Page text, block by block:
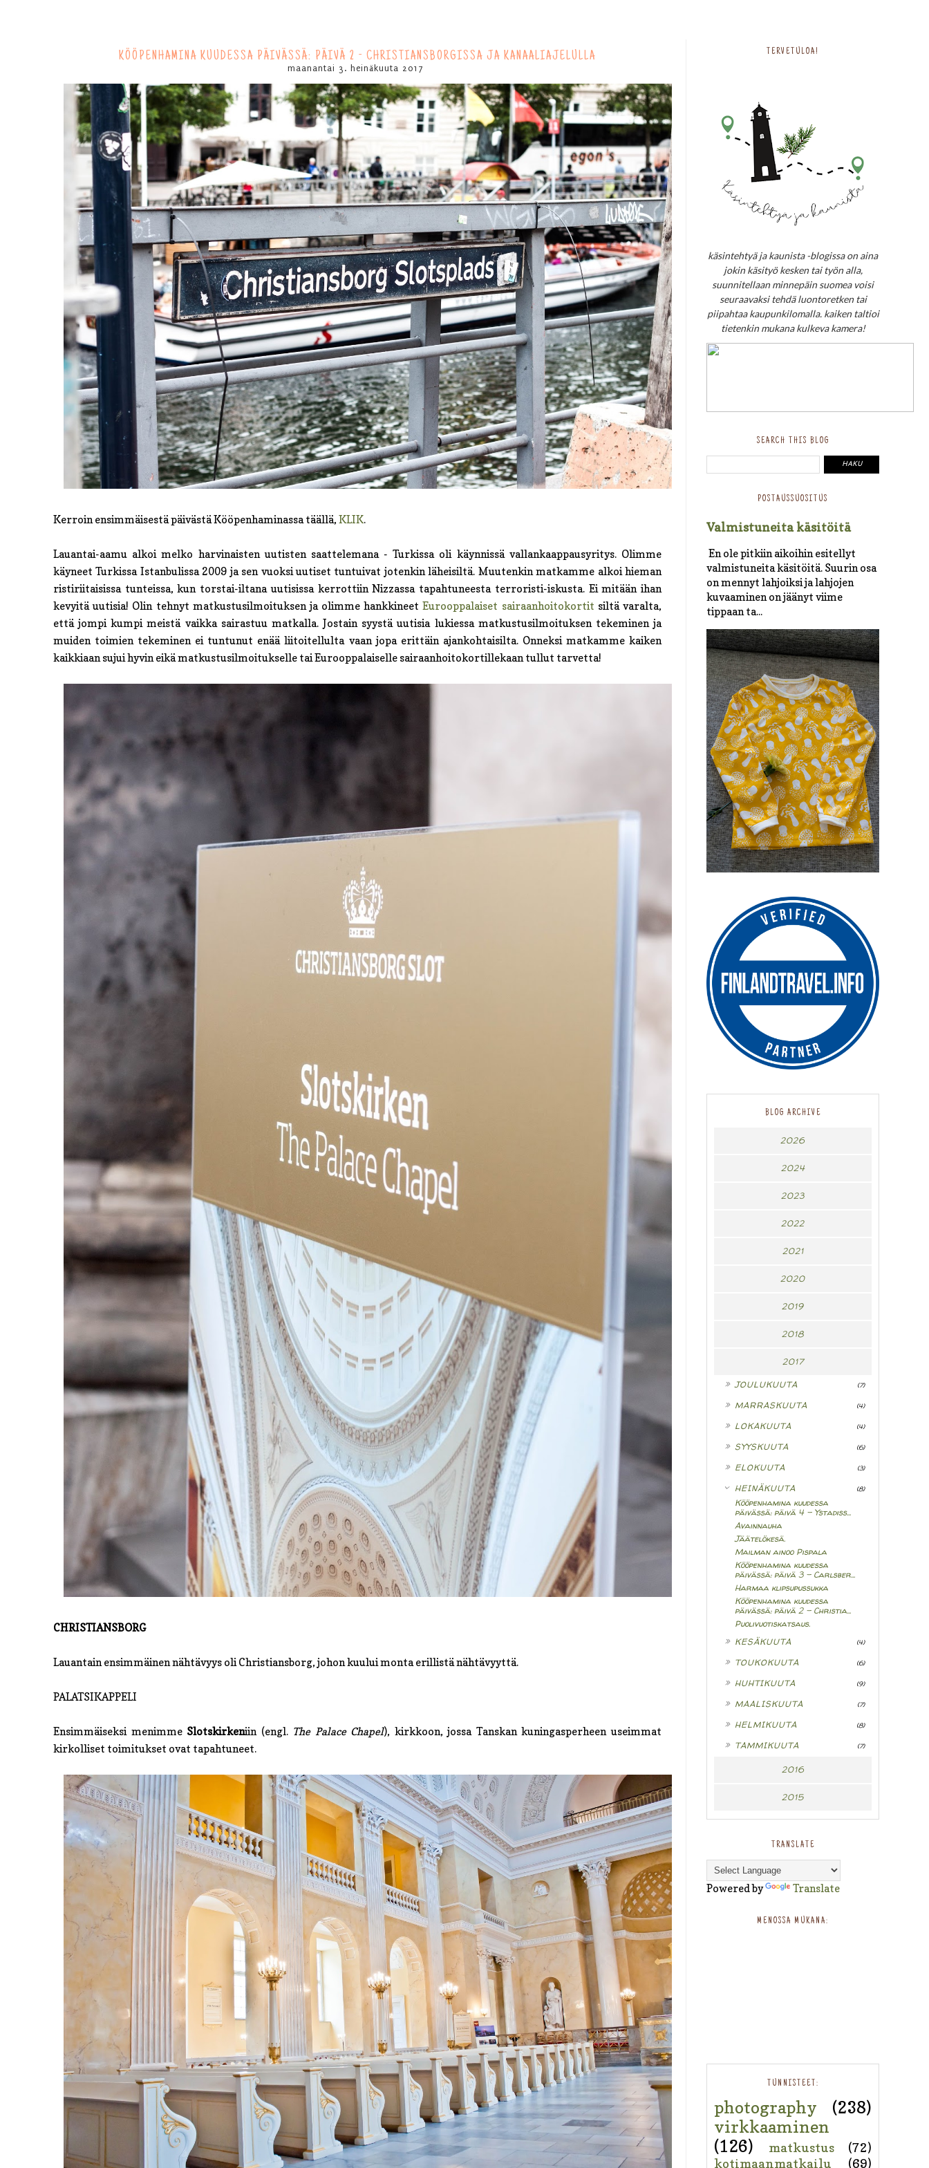
KÖÖPENHAMINA KUUDESSA PÄIVÄSSÄ: PÄIVÄ 2 - CHRISTIANSBORGISSA JA KANAALIAJELULLA
maanantai 3. heinäkuuta 2017
Kerroin ensimmäisestä päivästä Kööpenhaminassa täällä, KLIK.
Lauantai-aamu alkoi melko harvinaisten uutisten saattelemana - Turkissa oli käynnissä vallankaappausyritys. Olimme
käyneet Turkissa Istanbulissa 2009 ja sen vuoksi uutiset tuntuivat jotenkin läheisiltä. Muutenkin matkamme alkoi hieman
ristiriitaisissa tunteissa, kun torstai-iltana uutisissa kerrottiin Nizzassa tapahtuneesta terroristi-iskusta. Ei mitään ihan
kevyitä uutisia! Olin tehnyt matkustusilmoituksen ja olimme hankkineetEurooppalaiset sairaanhoitokortit siltä varalta,
että jompi kumpi meistä vaikka sairastuu matkalla. Jostain syystä uutisia lukiessa matkustusilmoituksen tekeminen ja
muiden toimien tekeminen ei tuntunut enää liitoitellulta vaan jopa erittäin ajankohtaisilta. Onneksi matkamme kaiken
kaikkiaan sujui hyvin eikä matkustusilmoitukselle tai Eurooppalaiselle sairaanhoitokortillekaan tullut tarvetta!
CHRISTIANSBORG
Lauantain ensimmäinen nähtävyys oli Christiansborg, johon kuului monta erillistä nähtävyyttä.
PALATSIKAPPELI
Ensimmäiseksi menimme Slotskirkeniin (engl. The Palace Chapel), kirkkoon, jossa Tanskan kuningasperheen useimmat
kirkolliset toimitukset ovat tapahtuneet.
TERVETULOA!
käsintehtyä ja kaunista -blogissa on aina
jokin käsityö kesken tai työn alla,
suunnitellaan minnepäin suomea voisi
seuraavaksi tehdä luontoretken tai
piipahtaa kaupunkilomalla. kaiken taltioi
tietenkin mukana kulkeva kamera!
SEARCH THIS BLOG
POSTAUSSUOSITUS
Valmistuneita käsitöitä
En ole pitkiin aikoihin esitellyt
valmistuneita käsitöitä. Suurin osa
on mennyt lahjoiksi ja lahjojen
kuvaaminen on jäänyt viime
tippaan ta...
BLOG ARCHIVE
2026
2024
2023
2022
2021
2020
2019
2018
2017
JOULUKUUTA (7)
MARRASKUUTA (4)
LOKAKUUTA (4)
SYYSKUUTA (6)
ELOKUUTA (3)
HEINÄKUUTA (8)
Kööpenhamina kuudessa
päivässä: päivä 4 - Ystadiss...
Avainnauha
Jäätelökesä.
Mailman ainoo Pispala
Kööpenhamina kuudessa
päivässä: päivä 3 - Carlsber...
Harmaa klipsupussukka
Kööpenhamina kuudessa
päivässä: päivä 2 - Christia...
Puolivuotiskatsaus.
KESÄKUUTA (4)
TOUKOKUUTA (6)
HUHTIKUUTA (9)
MAALISKUUTA (7)
HELMIKUUTA (8)
TAMMIKUUTA (7)
2016
2015
TRANSLATE
Powered by Translate
MENOSSA MUKANA:
TUNNISTEET:
photography
(238)
virkkaaminen
(126)
matkustus
(72)
kotimaanmatkailu
(69)